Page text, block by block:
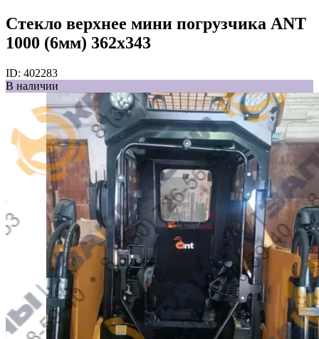
Стекло верхнее мини погрузчика ANT
1000 (6мм) 362х343
ID: 402283
В наличии